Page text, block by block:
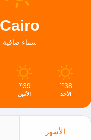
Cairo
سماء صافية
38
℃
الأحد
39
℃
الأثنين
الأشهر